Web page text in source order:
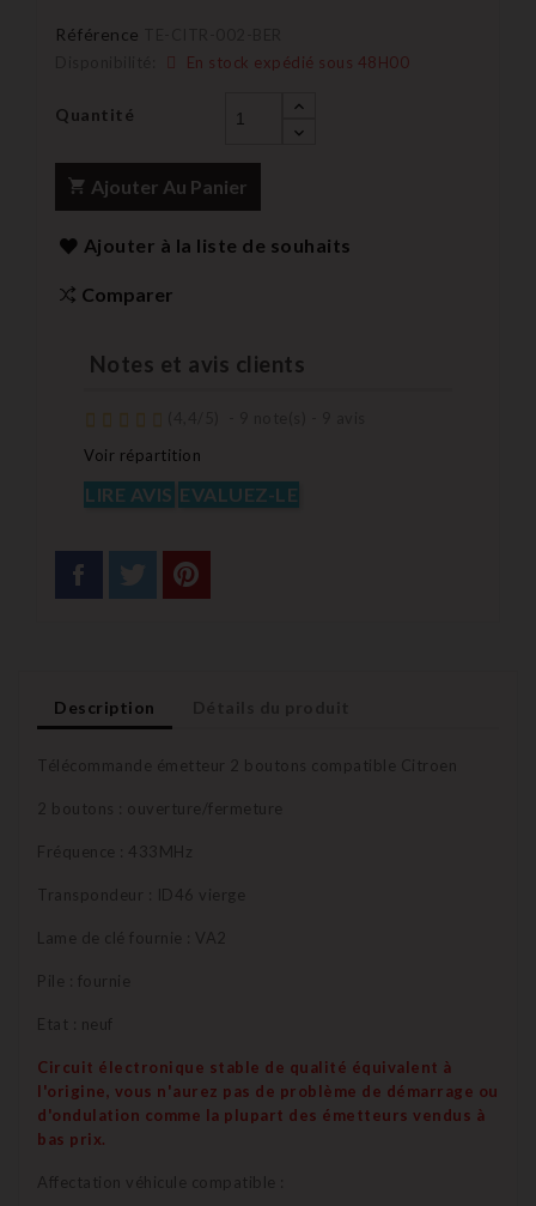
Référence
En stock expédié sous 48H00
Quantité
Ajouter Au Panier
Ajouter à la liste de souhaits
Comparer
Notes et avis clients
Voir répartition
LIRE AVIS EVALUEZ-LE
Description
Télécommande émetteur 2 boutons compatible Citroen
2 boutons : ouverture/fermeture
Fréquence : 433MHz
Transpondeur : ID46 vierge
Lame de clé fournie : VA2
Pile : fournie
Etat : neuf
Circuit électronique stable de qualité équivalent à
l'origine, vous n'aurez pas de problème de démarrage ou
d'ondulation comme la plupart des émetteurs vendus à
bas prix.
Affectation véhicule compatible :